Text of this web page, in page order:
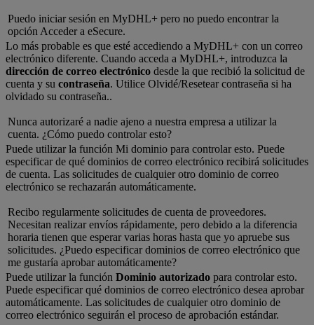
Puedo iniciar sesión en MyDHL+ pero no puedo encontrar la
opción Acceder a eSecure.
Lo más probable es que esté accediendo a MyDHL+ con un correo
electrónico diferente. Cuando acceda a MyDHL+, introduzca la
dirección de correo electrónico desde la que recibió la solicitud de
cuenta y su contraseña. Utilice Olvidé/Resetear contraseña si ha
olvidado su contraseña..
Nunca autorizaré a nadie ajeno a nuestra empresa a utilizar la
cuenta. ¿Cómo puedo controlar esto?
Puede utilizar la función Mi dominio para controlar esto. Puede
especificar de qué dominios de correo electrónico recibirá solicitudes
de cuenta. Las solicitudes de cualquier otro dominio de correo
electrónico se rechazarán automáticamente.
Recibo regularmente solicitudes de cuenta de proveedores.
Necesitan realizar envíos rápidamente, pero debido a la diferencia
horaria tienen que esperar varias horas hasta que yo apruebe sus
solicitudes. ¿Puedo especificar dominios de correo electrónico que
me gustaría aprobar automáticamente?
Puede utilizar la función Dominio autorizado para controlar esto.
Puede especificar qué dominios de correo electrónico desea aprobar
automáticamente. Las solicitudes de cualquier otro dominio de
correo electrónico seguirán el proceso de aprobación estándar.